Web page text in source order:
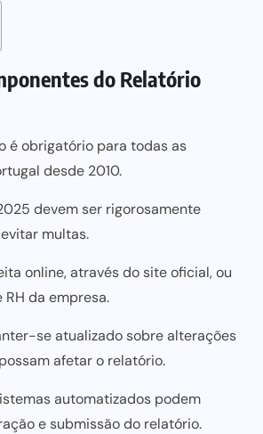
do Relatório
é obrigatório para todas as
desde 2010.
devem ser rigorosamente
multas.
online, através do site oficial, ou
da empresa.
se atualizado sobre alterações
afetar o relatório.
automatizados podem
e submissão do relatório.